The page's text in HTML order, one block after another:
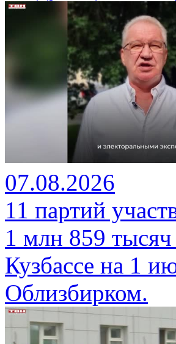
07.08.2026
11 партий
1 млн 859 тысяч
Кузбассе на 1
Облизбирком.